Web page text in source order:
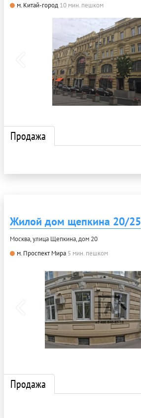
м. Китай-город 10 мин. пешком
Продажа
Жилой дом щепкина 20/25
Москва, улица Щепкина, дом 20
м. Проспект Мира 5 мин. пешком
Продажа